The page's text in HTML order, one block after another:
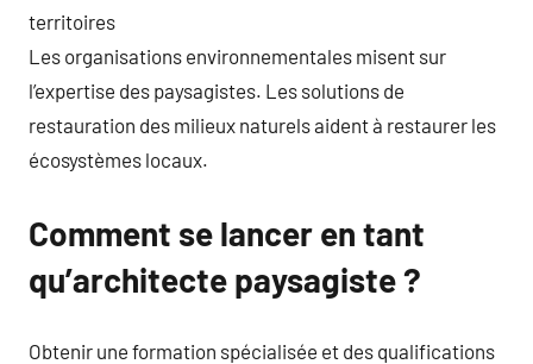
territoires
Les organisations environnementales misent sur
l’expertise des paysagistes. Les solutions de
restauration des milieux naturels aident à restaurer les
écosystèmes locaux.
Comment se lancer en tant
qu’architecte paysagiste ?
Obtenir une formation spécialisée et des qualifications